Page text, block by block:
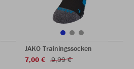
JAKO Trainingssocken
7,00 €
9,99 €